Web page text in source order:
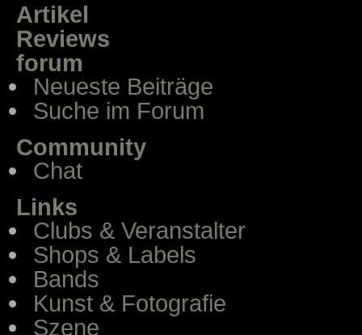
Artikel
Reviews
forum
Neueste Beiträge
Suche im Forum
Community
Chat
Links
Clubs & Veranstalter
Shops & Labels
Bands
Kunst & Fotografie
Szene